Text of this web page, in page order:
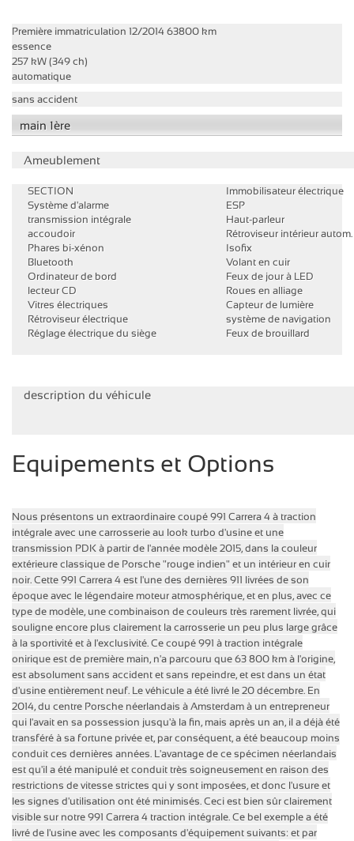
Première immatriculation 12/2014 63800 km
essence
257 kW (349 ch)
automatique
sans accident
main 1ère
Ameublement
SECTION
Système d'alarme
transmission intégrale
accoudoir
Phares bi-xénon
Bluetooth
Ordinateur de bord
lecteur CD
Vitres électriques
Rétroviseur électrique
Réglage électrique du siège
Immobilisateur électrique
ESP
Haut-parleur
Rétroviseur intérieur autom.
Isofix
Volant en cuir
Feux de jour à LED
Roues en alliage
Capteur de lumière
système de navigation
Feux de brouillard
description du véhicule
Equipements et Options
Nous présentons un extraordinaire coupé 991 Carrera 4 à traction
intégrale avec une carrosserie au look turbo d'usine et une
transmission PDK à partir de l'année modèle 2015, dans la couleur
extérieure classique de Porsche "rouge indien" et un intérieur en cuir
noir. Cette 991 Carrera 4 est l'une des dernières 911 livrées de son
époque avec le légendaire moteur atmosphérique, et en plus, avec ce
type de modèle, une combinaison de couleurs très rarement livrée, qui
souligne encore plus clairement la carrosserie un peu plus large grâce
à la sportivité et à l'exclusivité. Ce coupé 991 à traction intégrale
onirique est de première main, n'a parcouru que 63 800 km à l'origine,
est absolument sans accident et sans repeindre, et est dans un état
d'usine entièrement neuf. Le véhicule a été livré le 20 décembre. En
2014, du centre Porsche néerlandais à Amsterdam à un entrepreneur
qui l'avait en sa possession jusqu'à la fin, mais après un an, il a déjà été
transféré à sa fortune privée et, par conséquent, a été beaucoup moins
conduit ces dernières années. L'avantage de ce spécimen néerlandais
est qu'il a été manipulé et conduit très soigneusement en raison des
restrictions de vitesse strictes qui y sont imposées, et donc l'usure et
les signes d'utilisation ont été minimisés. Ceci est bien sûr clairement
visible sur notre 991 Carrera 4 traction intégrale. Ce bel exemple a été
livré de l'usine avec les composants d'équipement suivants: et par